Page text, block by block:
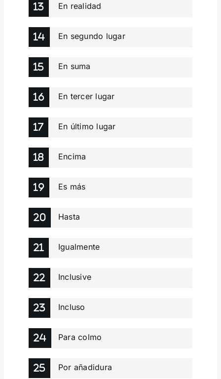
En realidad
En segundo lugar
En suma
En tercer lugar
En último lugar
Encima
Es más
Hasta
Igualmente
Inclusive
Incluso
Para colmo
Por añadidura